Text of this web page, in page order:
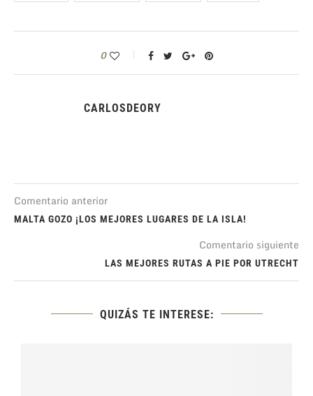
0
CARLOSDEORY
Comentario anterior
MALTA GOZO ¡LOS MEJORES LUGARES DE LA ISLA!
Comentario siguiente
LAS MEJORES RUTAS A PIE POR UTRECHT
QUIZÁS TE INTERESE: